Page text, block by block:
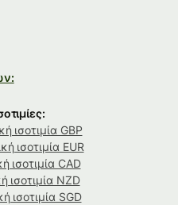
ισοτιμία GBP
ισοτιμία EUR
ισοτιμία CAD
ισοτιμία NZD
ισοτιμία SGD